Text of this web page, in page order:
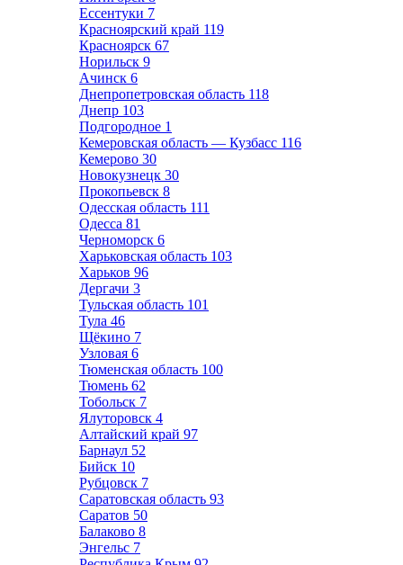
Ессентуки 7
Красноярский край 119
Красноярск 67
Норильск 9
Ачинск 6
Днепропетровская область 118
Днепр 103
Подгородное 1
Кемеровская область — Кузбасс 116
Кемерово 30
Новокузнецк 30
Прокопьевск 8
Одесская область 111
Одесса 81
Черноморск 6
Харьковская область 103
Харьков 96
Дергачи 3
Тульская область 101
Тула 46
Щёкино 7
Узловая 6
Тюменская область 100
Тюмень 62
Тобольск 7
Ялуторовск 4
Алтайский край 97
Барнаул 52
Бийск 10
Рубцовск 7
Саратовская область 93
Саратов 50
Балаково 8
Энгельс 7